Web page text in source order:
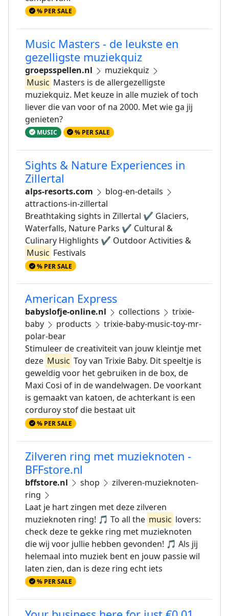
% PER SALE
Music Masters - de leukste en
gezelligste muziekquiz
groepsspellen.nl
muziekquiz
Music Masters is de allergezelligste
muziekquiz. Met keuze in alle muziek of toch
liever die van voor of na 2000. Met wie ga jij
genieten?
MUSIC % PER SALE
Sights & Nature Experiences in
Zillertal
alps-resorts.com
blog-en-details
attractions-in-zillertal
Breathtaking sights in Zillertal ✔ Glaciers,
Waterfalls, Nature Parks ✔ Cultural &
Culinary Highlights ✔ Outdoor Activities &
Music Festivals
% PER SALE
American Express
babyslofje-online.nl collections
trixie-
baby
products
trixie-baby-music-toy-mr-
polar-bear
Stimuleer de creativiteit van jouw kleintje met
deze Music Toy van Trixie Baby. Dit speeltje is
geweldig voor het gebruiken in de box, de
Maxi Cosi of in de wandelwagen. De voorkant
is gemaakt van katoen, de achterkant is een
corduroy stof die bestaat uit
% PER SALE
Zilveren ring met muzieknoten -
BFFstore.nl
bffstore.nl shop
zilveren-muzieknoten-
ring
Laat je hart zingen met deze zilveren
muzieknoten ring! 🎵 To all the music lovers:
check deze te gekke ring met muzieknoten
die wij voor jullie hebben gevonden! 🎵 Als jij
helemaal into muziek bent en jouw passie wil
laten zien, dan is deze ring echt iets
% PER SALE